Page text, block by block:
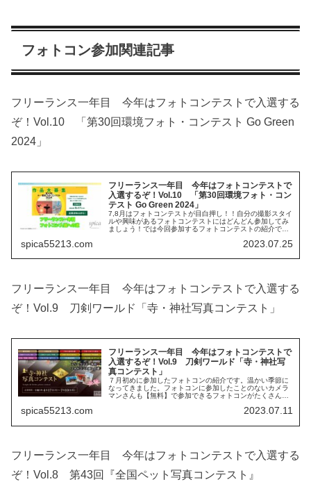
フォトコン参加関連記事
フリーランス一年目 今年はフォトコンテストで入選する
ぞ！Vol.10 「第30回環境フォト・コンテスト Go Green
2024」
フリーランス一年目 今年はフォトコンテストで
入選するぞ！Vol.10 「第30回環境フォト・コン
テスト Go Green 2024」
7,8月はフォトコンテストが目白押し！！自分の撮影スタイ
ルや興味があるフォトコンテストにはどんどん参加してみ
ましょう！では今回参加するフォトコンテストの紹介で
spica55213.com 2023.07.25
フリーランス一年目 今年はフォトコンテストで入選する
ぞ！Vol.9 刀剣ワールド「寺・神社写真コンテスト」
フリーランス一年目 今年はフォトコンテストで
入選するぞ！Vol.9 刀剣ワールド「寺・神社写
真コンテスト」
７月初めに参加したフォトコンの紹介です。温かい季節に
なってきました。フォトコンに参加したことのないカメラ
マンさんも【無料】で参加できるフォトコンがたくさんあ
spica55213.com 2023.07.11
フリーランス一年目 今年はフォトコンテストで入選する
ぞ！Vol.8 第43回『全国ペット写真コンテスト』